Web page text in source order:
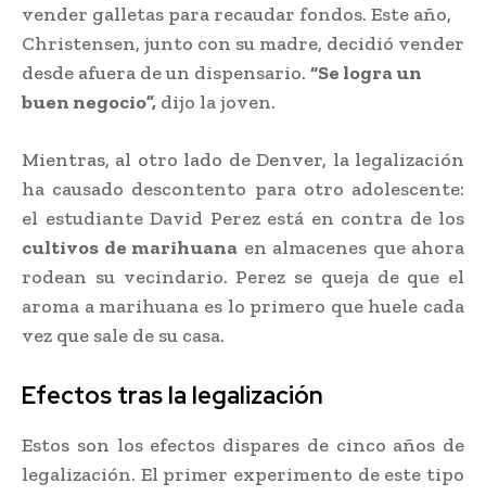
vender galletas para recaudar fondos. Este año,
Christensen, junto con su madre, decidió vender
desde afuera de un dispensario. “Se logra un
buen negocio”, dijo la joven.
Mientras, al otro lado de Denver, la legalización
ha causado descontento para otro adolescente:
el estudiante David Perez está en contra de los
cultivos de marihuana en almacenes que ahora
rodean su vecindario. Perez se queja de que el
aroma a marihuana es lo primero que huele cada
vez que sale de su casa.
Efectos tras la legalización
Estos son los efectos dispares de cinco años de
legalización. El primer experimento de este tipo